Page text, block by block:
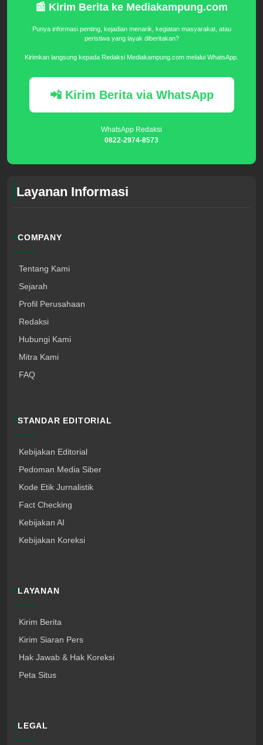
📰 Kirim Berita ke Mediakampung.com
Punya informasi penting, kejadian menarik, kegiatan masyarakat, atau
peristiwa yang layak diberitakan?
Kirimkan langsung kepada Redaksi Mediakampung.com melalui WhatsApp.
📲 Kirim Berita via WhatsApp
WhatsApp Redaksi
0822-2974-8573
Layanan Informasi
COMPANY
Tentang Kami
Sejarah
Profil Perusahaan
Redaksi
Hubungi Kami
Mitra Kami
FAQ
STANDAR EDITORIAL
Kebijakan Editorial
Pedoman Media Siber
Kode Etik Jurnalistik
Fact Checking
Kebijakan AI
Kebijakan Koreksi
LAYANAN
Kirim Berita
Kirim Siaran Pers
Hak Jawab & Hak Koreksi
Peta Situs
LEGAL